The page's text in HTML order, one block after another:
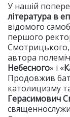
У нашій
література в
відомого
першого
автора
Небесного» і «
Продовжив
католицизму
Герасимович